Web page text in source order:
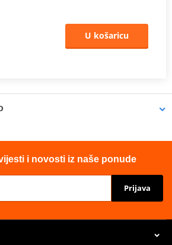
U košaricu
(ideal for workshops)
i novosti iz naše ponude
Prijava